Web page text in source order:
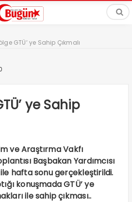
GTÜ’ ye Sahip Çıkmalı
ye Sahip
ve Araştırma Vakfı
Başbakan Yardımcısı
ile hafta sonu gerçekleştirildi.
konuşmada GTÜ’ ye
ile sahip çıkması..